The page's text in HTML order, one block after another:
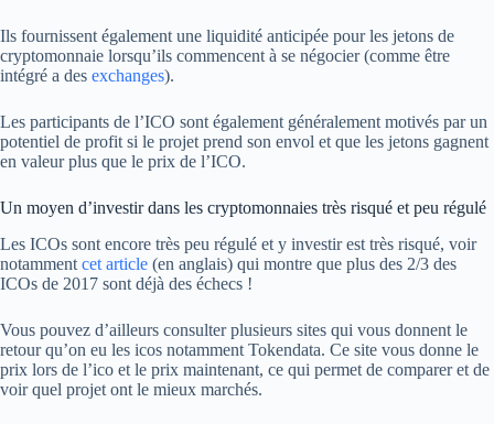
Ils fournissent également une liquidité anticipée pour les jetons de
cryptomonnaie lorsqu’ils commencent à se négocier (comme être
intégré a des exchanges).
Les participants de l’ICO sont également généralement motivés par un
potentiel de profit si le projet prend son envol et que les jetons gagnent
en valeur plus que le prix de l’ICO.
Un moyen d’investir dans les cryptomonnaies très risqué et peu régulé
Les ICOs sont encore très peu régulé et y investir est très risqué, voir
notamment cet article (en anglais) qui montre que plus des 2/3 des
ICOs de 2017 sont déjà des échecs !
Vous pouvez d’ailleurs consulter plusieurs sites qui vous donnent le
retour qu’on eu les icos notamment Tokendata. Ce site vous donne le
prix lors de l’ico et le prix maintenant, ce qui permet de comparer et de
voir quel projet ont le mieux marchés.